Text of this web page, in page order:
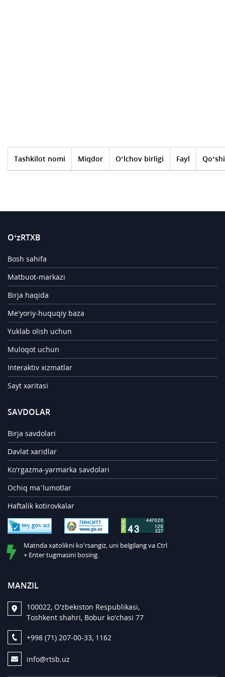
Tashkilot nomi Miqdor O‘lchov birligi Fayl
O‘zRTXB
Bosh sahifa
Matbuot-markazi
Birja haqida
Me'yoriy-huquqiy baza
Yuklab olish uchun
Muloqot uchun
Interaktiv xizmatlar
Sayt xaritasi
SAVDOLAR
Birja savdolari
Davlat xaridlar
Ko'rgazma-yarmarka savdolari
Ochiq ma’lumotlar
Haftalik kotirovkalar
Matnda xatolikni ko'rsangiz, uni belgilang va Ctrl
+ Enter tugmasini bosing.
MANZIL
100022, O'zbekiston Respublikasi,
Toshkent shahri, Bobur ko'chasi 77
+998 (71) 207-00-33, 1162
info@rtsb.uz